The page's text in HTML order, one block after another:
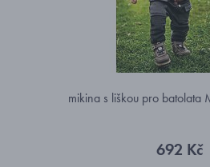
mikina s liškou pro batolata
692 Kč